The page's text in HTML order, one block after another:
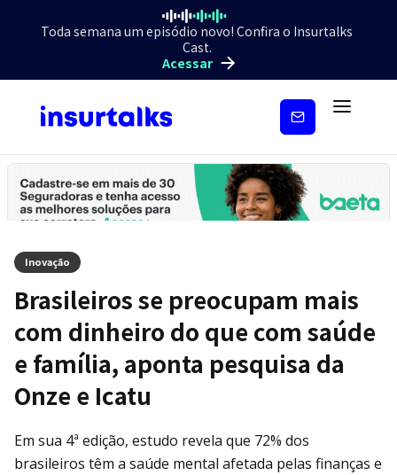
Toda semana um episódio novo! Confira o Insurtalks
Cast.
Acessar
Inscreva-
Inovação
Brasileiros se preocupam mais
com dinheiro do que com saúde
e família, aponta pesquisa da
Onze e Icatu
Em sua 4ª edição, estudo revela que 72% dos
brasileiros têm a saúde mental afetada pelas finanças e